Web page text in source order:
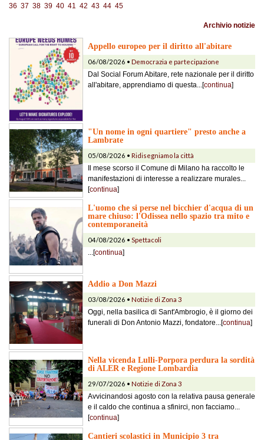
36 37 38 39 40 41 42 43 44 45
Archivio notizie
Appello europeo per il diritto all'abitare
06/08/2026 • Democrazia e partecipazione
Dal Social Forum Abitare, rete nazionale per il diritto
all'abitare, apprendiamo di questa...[continua]
"Un nome in ogni quartiere" presto anche a
Lambrate
05/08/2026 • Ridisegniamo la città
Il mese scorso il Comune di Milano ha raccolto le
manifestazioni di interesse a realizzare murales...
[continua]
L'uomo che si perse nel bicchier d'acqua di un
mare chiuso: l'Odissea nello spazio tra mito e
contemporaneità
04/08/2026 • Spettacoli
...[continua]
Addio a Don Mazzi
03/08/2026 • Notizie di Zona 3
Oggi, nella basilica di Sant'Ambrogio, è il giorno dei
funerali di Don Antonio Mazzi, fondatore...[continua]
Nella vicenda Lulli-Porpora perdura la sordità
di ALER e Regione Lombardia
29/07/2026 • Notizie di Zona 3
Avvicinandosi agosto con la relativa pausa generale
e il caldo che continua a sfinirci, non facciamo...
[continua]
Cantieri scolastici in Municipio 3 tra